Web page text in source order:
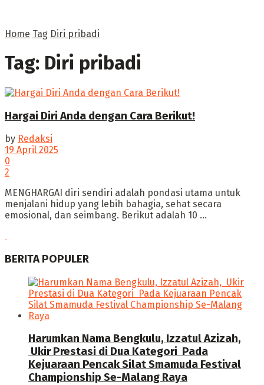
Home Tag Diri pribadi
Tag: Diri pribadi
Hargai Diri Anda dengan Cara Berikut!
by Redaksi
19 April 2025
0
2
‎MENGHARGAI diri sendiri adalah pondasi utama untuk
menjalani hidup yang lebih bahagia, sehat secara
emosional, dan seimbang. ‎Berikut adalah 10 ...
BERITA POPULER
Harumkan Nama Bengkulu, Izzatul Azizah,
Ukir Prestasi di Dua Kategori Pada
Kejuaraan Pencak Silat Smamuda Festival
Championship Se-Malang Raya